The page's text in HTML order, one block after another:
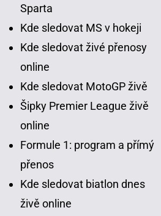
Sparta
Kde sledovat MS v hokeji
Kde sledovat živé přenosy
online
Kde sledovat MotoGP živě
Šipky Premier League živě
online
Formule 1: program a přímý
přenos
Kde sledovat biatlon dnes
živě online